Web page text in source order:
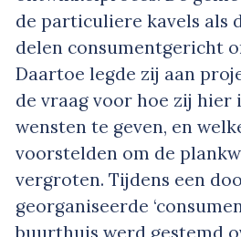
de particuliere kavels als
delen consumentgericht
Daartoe legde zij aan
de vraag voor hoe zij hier
wensten te geven, en
voorstelden om de
vergroten. Tijdens een
georganiseerde